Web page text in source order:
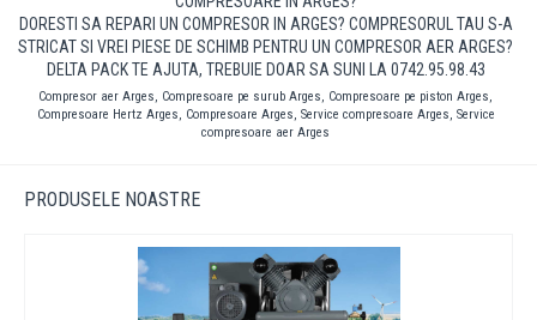
DORESTI SA REPARI UN COMPRESOR IN ARGES? COMPRESORUL TAU S-A
STRICAT SI VREI PIESE DE SCHIMB PENTRU UN COMPRESOR AER ARGES?
DELTA PACK TE AJUTA, TREBUIE DOAR SA SUNI LA 0742.95.98.43
Compresor aer Arges, Compresoare pe surub Arges, Compresoare pe piston Arges,
Compresoare Hertz Arges, Compresoare Arges, Service compresoare Arges, Service
compresoare aer Arges
PRODUSELE NOASTRE